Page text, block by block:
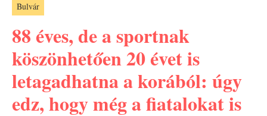
Bulvár
88 éves, de a sportnak
köszönhetően 20 évet is
letagadhatna a korából: úgy
edz, hogy még a fiatalokat is